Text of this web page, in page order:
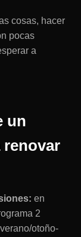
cosas, hacer
pocas
a
un
en
2
otoño-